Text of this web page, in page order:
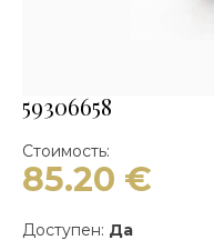
59306658
Стоимость:
85.20 €
Доступен: Да